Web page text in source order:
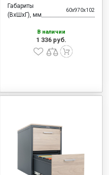
Габариты
(ВхШхГ), мм
60x970x102
В наличии
1 336 руб.